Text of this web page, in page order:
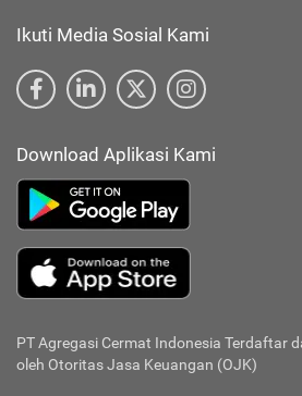
Ikuti Media Sosial Kami
Download Aplikasi Kami
PT Agregasi Cermat Indonesia Terdaftar
oleh Otoritas Jasa Keuangan (OJK)